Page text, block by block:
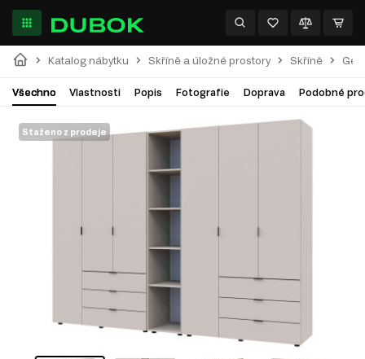
Katalog nábytku Skříně a úložné prostory Skříně
Všechno Vlastnosti Popis Fotografie Doprava Podobné
Staženo z prodeje